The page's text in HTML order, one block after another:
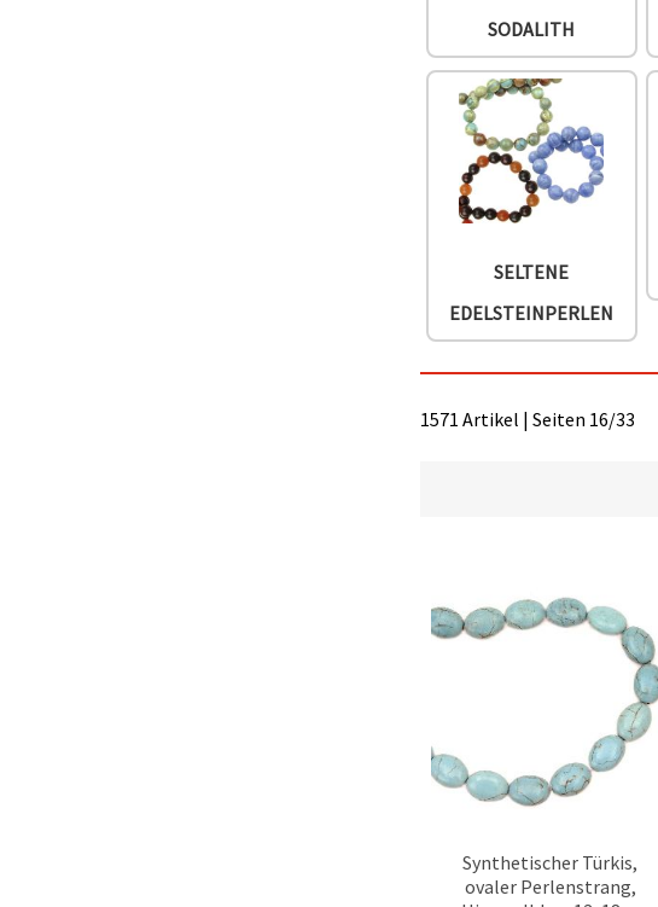
SODALITH
SELTENE
EDELSTEINPERLEN
1571 Artikel | Seiten 16/33
Synthetischer Türkis,
ovaler Perlenstrang,